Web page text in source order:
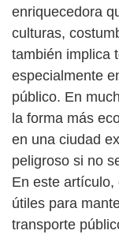
enriquecedora
culturas,
también implica
especialmente
público. En
la forma más
en una ciudad
peligroso si no
En este
útiles para
transporte